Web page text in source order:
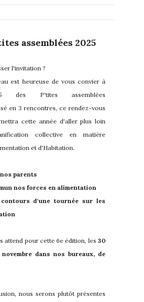
assemblées 2025
l'invitation ?
est heureuse de vous convier à
des P'tites assemblées
en 3 rencontres, ce rendez-vous
cette année d'aller plus loin
collective en matière
et d'Habitation.
parents
nos forces en alimentation
d'une tournée sur les
attend pour cette 6e édition, les 30
dans nos bureaux, de
nous serons plutôt présentes